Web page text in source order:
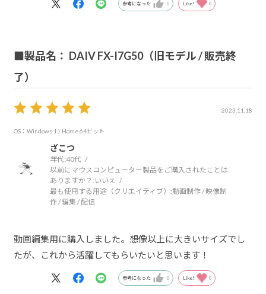
参考になった 0 Like! 0
■製品名： DAIV FX-I7G50（旧モデル / 販売終
了）
2023.11.18
OS：Windows 11 Home 64ビット
ざこつ
年代:40代
以前にマウスコンピューター製品をご購入されたことは
ありますか？: いいえ
最も使用する用途（クリエイティブ）:動画制作 / 映像制
作 / 編集 / 配信
動画編集用に購入しました。想像以上に大きいサイズでし
たが、これから活躍してもらいたいと思います！
参考になった 0 Like! 0